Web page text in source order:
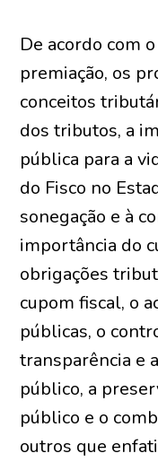
De acordo com
premiação, os
conceitos
dos tributos, a
pública para a
do Fisco no
sonegação e à
importância do
obrigações
cupom fiscal, o
públicas, o
transparência e
público, a
público e o
outros que